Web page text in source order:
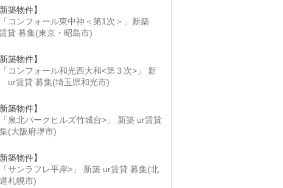
新築物件】
「コンフォール東中神＜第1次＞」新築
貸 募集(東京・昭島市)
新築物件】
「コンフォール和光西大和<第３次>」 新
ur賃貸 募集(埼玉県和光市)
新築物件】
「泉北パークヒルズ竹城台>」 新築 ur賃貸
(大阪府堺市)
新築物件】
「サンラフレ平岸>」 新築 ur賃貸 募集(北
札幌市)